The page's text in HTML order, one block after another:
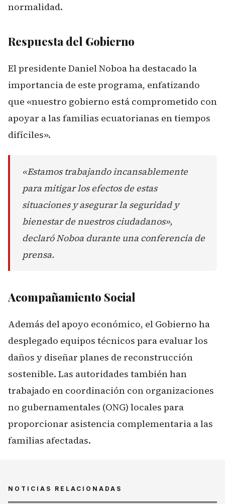
normalidad.
Respuesta del Gobierno
El presidente Daniel Noboa ha destacado la
importancia de este programa, enfatizando
que «nuestro gobierno está comprometido con
apoyar a las familias ecuatorianas en tiempos
difíciles».
«Estamos trabajando incansablemente
para mitigar los efectos de estas
situaciones y asegurar la seguridad y
bienestar de nuestros ciudadanos»,
declaró Noboa durante una conferencia de
prensa.
Acompañamiento Social
Además del apoyo económico, el Gobierno ha
desplegado equipos técnicos para evaluar los
daños y diseñar planes de reconstrucción
sostenible. Las autoridades también han
trabajado en coordinación con organizaciones
no gubernamentales (ONG) locales para
proporcionar asistencia complementaria a las
familias afectadas.
NOTICIAS RELACIONADAS